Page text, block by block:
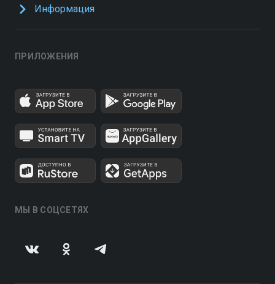
Информация
ПРИЛОЖЕНИЯ
МЫ В СОЦСЕТЯХ